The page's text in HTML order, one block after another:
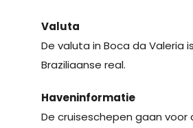
Valuta
De valuta in Boca da Valeria
Braziliaanse real.
Haveninformatie
De cruiseschepen gaan voor